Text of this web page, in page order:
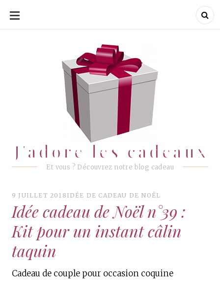
ALLER
CONTENU
J'adore les cadeaux
Et vous ? Découvrez notre blog cadeau
J'adore les cadeaux
9 JUILLET 2018 IDÉE DE CADEAU DE NOËL
Idée cadeau de Noël n°39 :
Kit pour un instant câlin
taquin
Cadeau de couple pour occasion coquine